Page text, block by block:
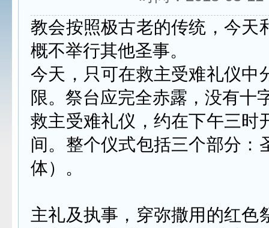
教会按照极古老的传统，今天
概不举行其他圣事。
今天，只可在救主受难礼仪中
限。祭台应完全赤露，没有十
救主受难礼仪，约在下午三时
间。整个仪式包括三个部分：
体）。
主礼及执事，穿弥撒用的红色